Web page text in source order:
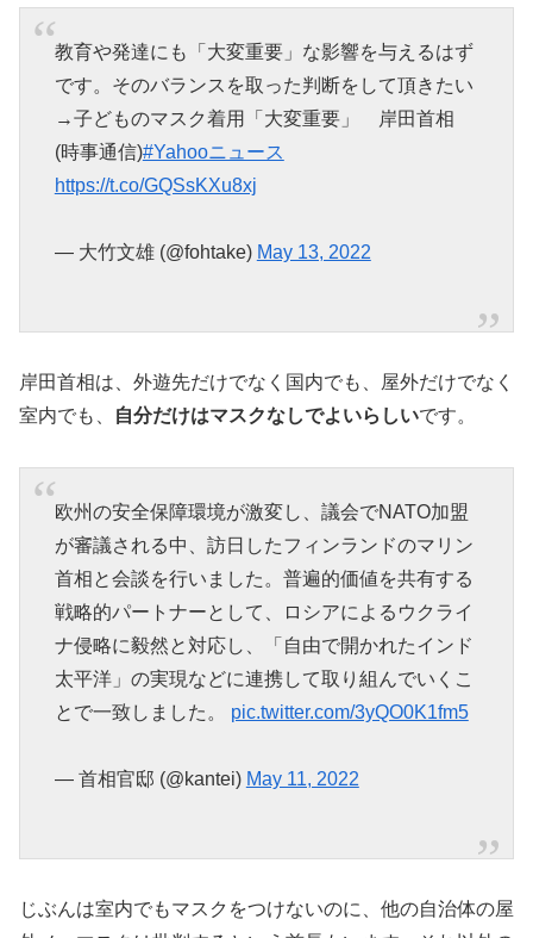
教育や発達にも「大変重要」な影響を与えるはず
です。そのバランスを取った判断をして頂きたい
→子どものマスク着用「大変重要」 岸田首相
(時事通信)#Yahooニュース
https://t.co/GQSsKXu8xj
— 大竹文雄 (@fohtake) May 13, 2022
岸田首相は、外遊先だけでなく国内でも、屋外だけでなく
室内でも、
自分だけはマスクなしでよいらしいです。
欧州の安全保障環境が激変し、議会でNATO加盟
が審議される中、訪日したフィンランドのマリン
首相と会談を行いました。普遍的価値を共有する
戦略的パートナーとして、ロシアによるウクライ
ナ侵略に毅然と対応し、「自由で開かれたインド
太平洋」の実現などに連携して取り組んでいくこ
とで一致しました。 pic.twitter.com/3yQO0K1fm5
— 首相官邸 (@kantei) May 11, 2022
じぶんは室内でもマスクをつけないのに、他の自治体の屋